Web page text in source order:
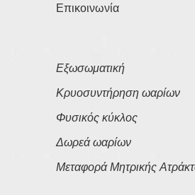
Επικοινωνία
Εξωσωματική
Κρυοσυντήρηση ωαρίων
Φυσικός κύκλος
Δωρεά ωαρίων
Μεταφορά Μητρικής